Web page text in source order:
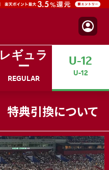
レギュラ
ー
REGULAR
U-12
U-12
特典引換について